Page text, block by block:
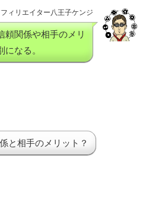
ィリエイター八王子ケンジ
頼関係や相手のメリ
なる。
と相手のメリット？